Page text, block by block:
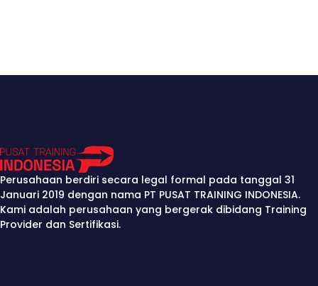
Perusahaan berdiri secara legal formal pada tanggal 31
Januari 2019 dengan nama PT PUSAT TRAINING INDONESIA.
Kami adalah perusahaan yang bergerak dibidang Training
Provider dan Sertifikasi.